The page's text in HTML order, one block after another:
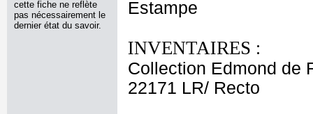
cette fiche ne reflète
pas nécessairement le
dernier état du savoir.
Estampe
INVENTAIRES :
Collection Edmond de
22171 LR/ Recto